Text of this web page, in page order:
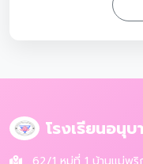
โรงเรียนอนุ